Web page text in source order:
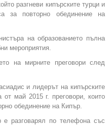
разгневи кипърските турци и
за повторно обединение на
на образованието пълна
мероприятия.
на мирните преговори след
и лидерът на кипърските
май 2015 г. преговори, които
обединение на Кипър.
разговарял по телефона със